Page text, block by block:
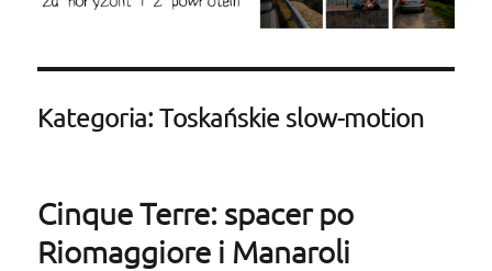
Kategoria: Toskańskie slow-motion
Cinque Terre: spacer po
Riomaggiore i Manaroli